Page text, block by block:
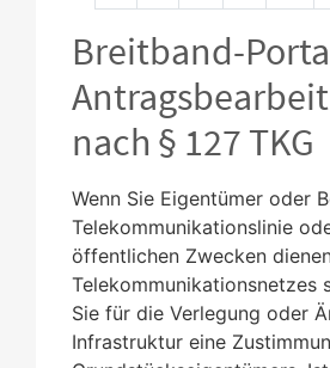
Breitband-
nach § 127 TKG
Wenn Sie Eigentümer oder
Telekommunikationslinie
öffentlichen Zwecken
Telekommunikationsnetzes
Sie für die Verlegung oder
Infrastruktur eine